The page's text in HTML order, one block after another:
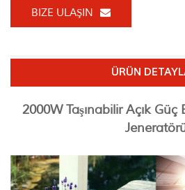
BIZE ULAŞIN
ÜRÜN
2000W Taşınabilir Açık Güç